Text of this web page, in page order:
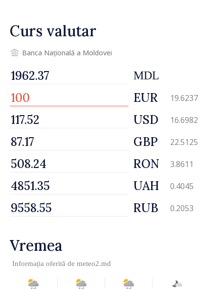
Curs valutar
Banca Națională a Moldovei
MDL
EUR 19.6237
USD 16.6982
GBP 22.5125
RON 3.8611
UAH 0.4045
RUB 0.2053
Vremea
Informația oferită de meteo2.md